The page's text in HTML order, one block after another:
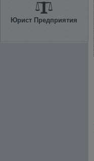
Юрист Предприятия